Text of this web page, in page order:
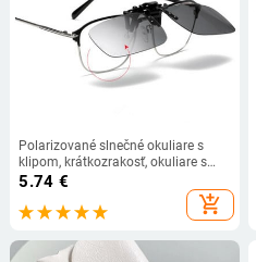
Polarizované slnečné okuliare s
klipom, krátkozrakosť, okuliare s
klipom, vodič, rybárčenie, nočné
videnie, krátkozrakosť, slnečné
okuliare s klipom, UV400
5.74 €
add_shopping_cart